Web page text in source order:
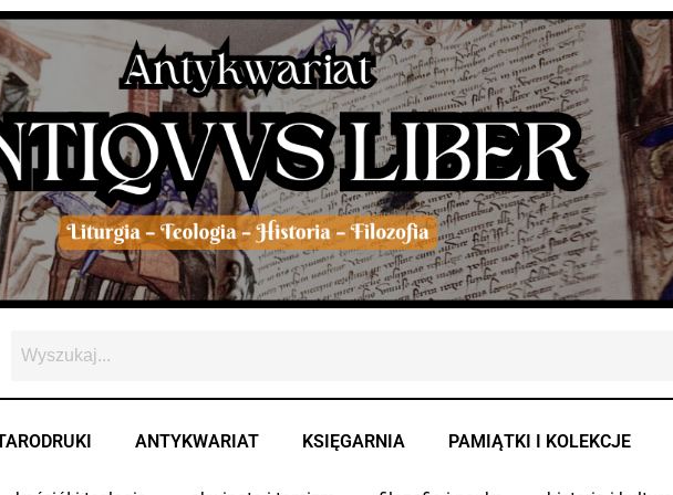
ANTYKWARIAT KSIĘGARNIA PAMIĄTKI I KOLEKCJE